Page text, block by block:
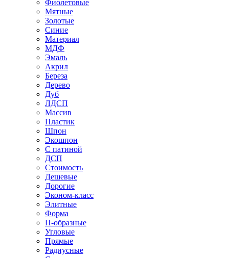
Фиолетовые
Мятные
Золотые
Синие
Материал
МДФ
Эмаль
Акрил
Береза
Дерево
Дуб
ЛДСП
Массив
Пластик
Шпон
Экошпон
С патиной
ДСП
Стоимость
Дешевые
Дорогие
Эконом-класс
Элитные
Форма
П-образные
Угловые
Прямые
Радиусные